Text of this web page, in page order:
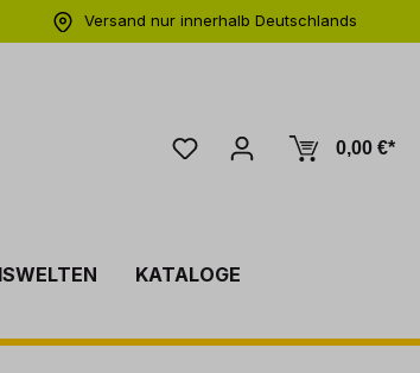
Versand nur innerhalb Deutschlands
0,00 €*
KATALOGE